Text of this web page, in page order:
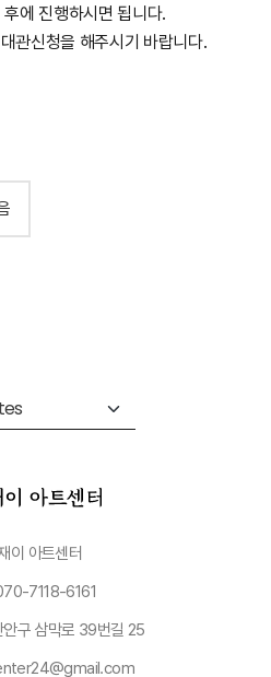
에 진행하시면 됩니다.
관신청을 해주시기 바랍니다.
이 아트센터
7118-6161
안구 삼막로 39번길 25